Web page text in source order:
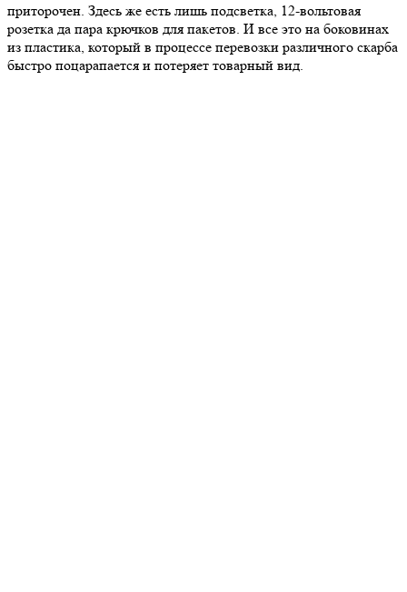
приторочен. Здесь же есть лишь подсветка, 12-вольтовая
розетка да пара крючков для пакетов. И все это на боковинах
из пластика, который в процессе перевозки различного скарба
быстро поцарапается и потеряет товарный вид.